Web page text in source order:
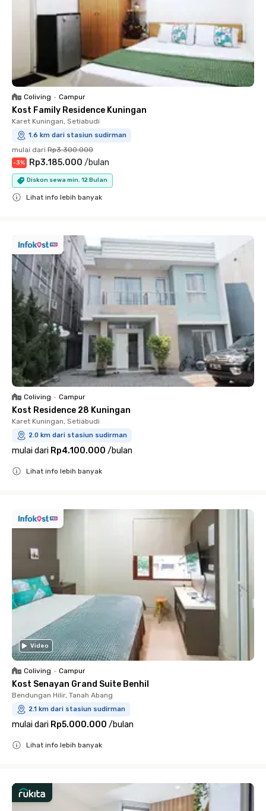
Coliving • Campur
Kost Family Residence Kuningan
Karet Kuningan, Setiabudi
1.6 km dari stasiun sudirman
mulai dari Rp3.300.000
-3% Rp3.185.000 /bulan
Diskon sewa min. 12 Bulan
Lihat info lebih banyak
Coliving • Campur
Kost Residence 28 Kuningan
Karet Kuningan, Setiabudi
2.0 km dari stasiun sudirman
mulai dari Rp4.100.000 /bulan
Lihat info lebih banyak
Video
Coliving • Campur
Kost Senayan Grand Suite Benhil
Bendungan Hilir, Tanah Abang
2.1 km dari stasiun sudirman
mulai dari Rp5.000.000 /bulan
Lihat info lebih banyak